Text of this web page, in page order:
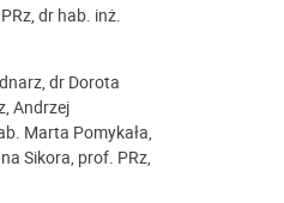
dr hab. inż.
dr Dorota
Andrzej
Marta Pomykała,
Sikora, prof. PRz,